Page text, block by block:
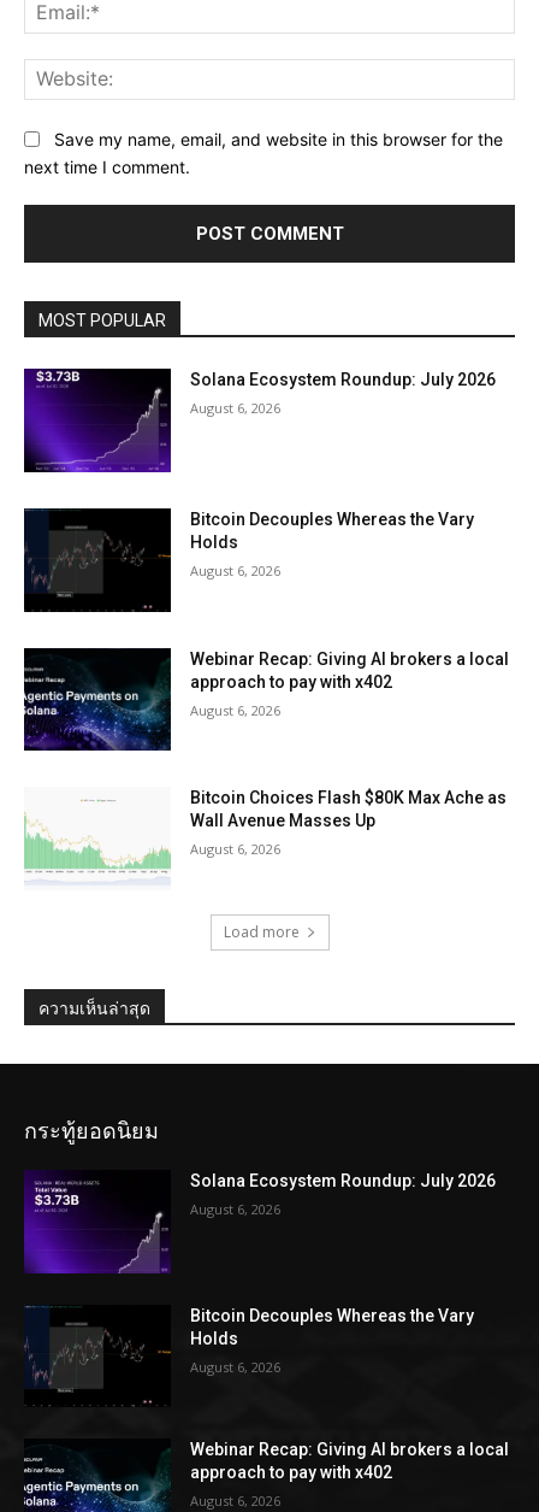
Save my name, email, and website in this browser for the
next time I comment.
MOST POPULAR
Solana Ecosystem Roundup: July 2026
August 6, 2026
Bitcoin Decouples Whereas the Vary
Holds
August 6, 2026
Webinar Recap: Giving AI brokers a local
approach to pay with x402
August 6, 2026
Bitcoin Choices Flash $80K Max Ache as
Wall Avenue Masses Up
August 6, 2026
Load more
ความเห็นล่าสุด
กระทู้ยอดนิยม
Solana Ecosystem Roundup: July 2026
August 6, 2026
Bitcoin Decouples Whereas the Vary
Holds
August 6, 2026
Webinar Recap: Giving AI brokers a local
approach to pay with x402
August 6, 2026